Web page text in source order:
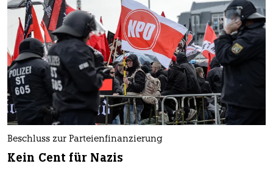
Beschluss zur Parteienfinanzierung
Kein Cent für Nazis